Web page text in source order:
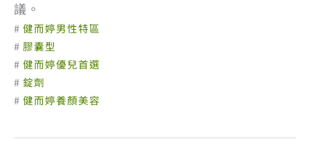
議。
# 健而婷男性特區
# 膠囊型
# 健而婷優兒首選
# 錠劑
# 健而婷養顏美容